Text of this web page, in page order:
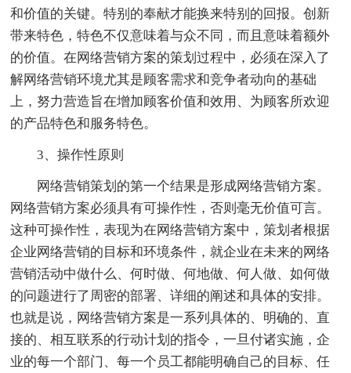
和价值的关键。特别的奉献才能换来特别的回报。创新
带来特色，特色不仅意味着与众不同，而且意味着额外
的价值。在网络营销方案的策划过程中，必须在深入了
解网络营销环境尤其是顾客需求和竞争者动向的基础
上，努力营造旨在增加顾客价值和效用、为顾客所欢迎
的产品特色和服务特色。
3、操作性原则
网络营销策划的第一个结果是形成网络营销方案。
网络营销方案必须具有可操作性，否则毫无价值可言。
这种可操作性，表现为在网络营销方案中，策划者根据
企业网络营销的目标和环境条件，就企业在未来的网络
营销活动中做什么、何时做、何地做、何人做、如何做
的问题进行了周密的部署、详细的阐述和具体的安排。
也就是说，网络营销方案是一系列具体的、明确的、直
接的、相互联系的行动计划的指令，一旦付诸实施，企
业的每一个部门、每一个员工都能明确自己的目标、任